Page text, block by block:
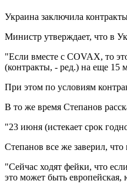
Украина заключила
Министр утверждает, что в
"Если вместе с COVAX, то
(контракты, - ред.) на еще 15
При этом по условиям
В то же время Степанов
"23 июня (истекает срок
Степанов все же заверил,
"Сейчас ходят фейки, что
это может быть